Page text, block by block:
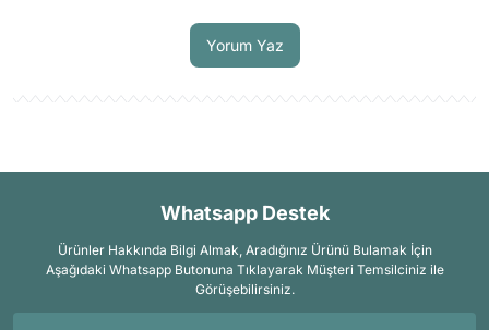
Yorum Yaz
Whatsapp Destek
Ürünler Hakkında Bilgi Almak, Aradığınız Ürünü Bulamak İçin
Aşağıdaki Whatsapp Butonuna Tıklayarak Müşteri Temsilciniz ile
Görüşebilirsiniz.